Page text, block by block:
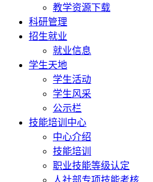
教学资源下载
科研管理
招生就业
就业信息
学生天地
学生活动
学生风采
公示栏
技能培训中心
中心介绍
技能培训
职业技能等级认定
人社部专项技能考核